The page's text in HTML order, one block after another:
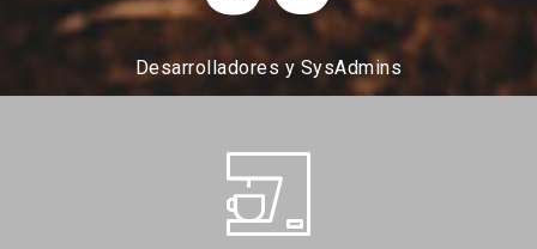
Desarrolladores y SysAdmins